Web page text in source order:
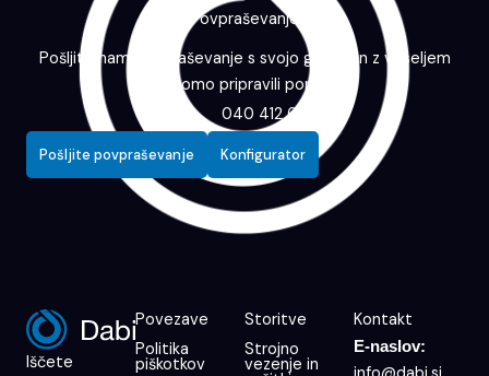
Povpraševanje
Pošljite nam povpraševanje s svojo grafiko in z veseljem
vam bomo pripravili ponudbo.
040 412 643
Pošljite povpraševanje Konfigurator
Iščete
Povezave
Politika
piškotkov
Storitve
Strojno
vezenje in
Kontakt
E-naslov: